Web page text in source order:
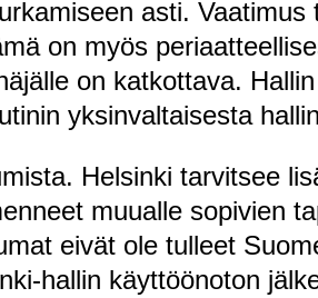
asti.
on myös
on katkottava.
yksinvaltaisesta
Helsinki tarvitsee
muualle sopivien
eivät ole tulleet
hallin käyttöönoton